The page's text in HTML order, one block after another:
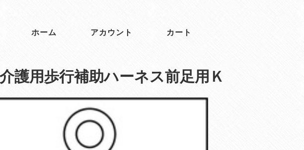
ホーム アカウント カート
護用歩行補助ハーネス前足用Ｋ